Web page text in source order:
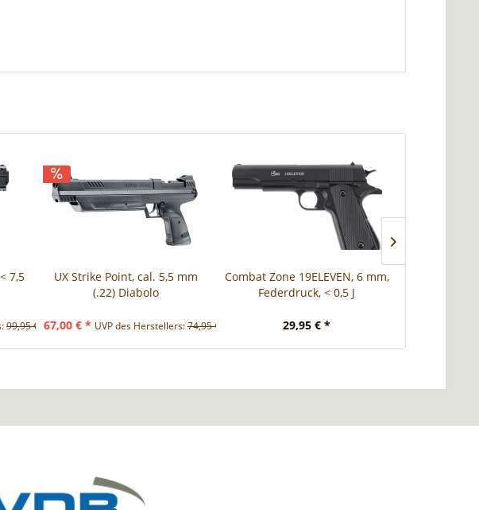
7,5
99,95 € *
UX Strike Point, cal. 5,5 mm
(.22) Diabolo
67,00 € * UVP des Herstellers:74,95 € *
Combat Zone 19ELEVEN, 6 mm,
Federdruck, < 0,5 J
29,95 € *